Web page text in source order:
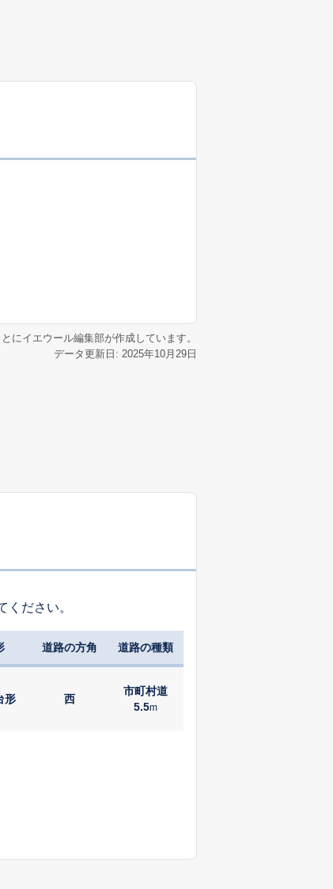
にイエウール編集部が作成しています。
データ更新日: 2025年10月29日
ださい。
道路の方角 道路の種類
形 西
市町村道
5.5m